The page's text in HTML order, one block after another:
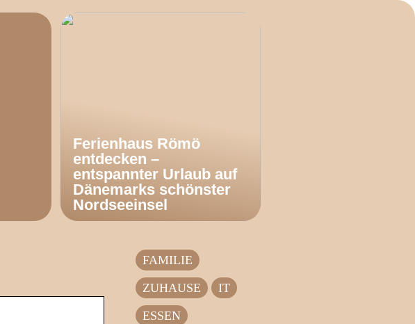
Ferienhaus Römö
entdecken –
entspannter Urlaub auf
Dänemarks schönster
Nordseeinsel
FAMILIE
ZUHAUSE
IT
ESSEN